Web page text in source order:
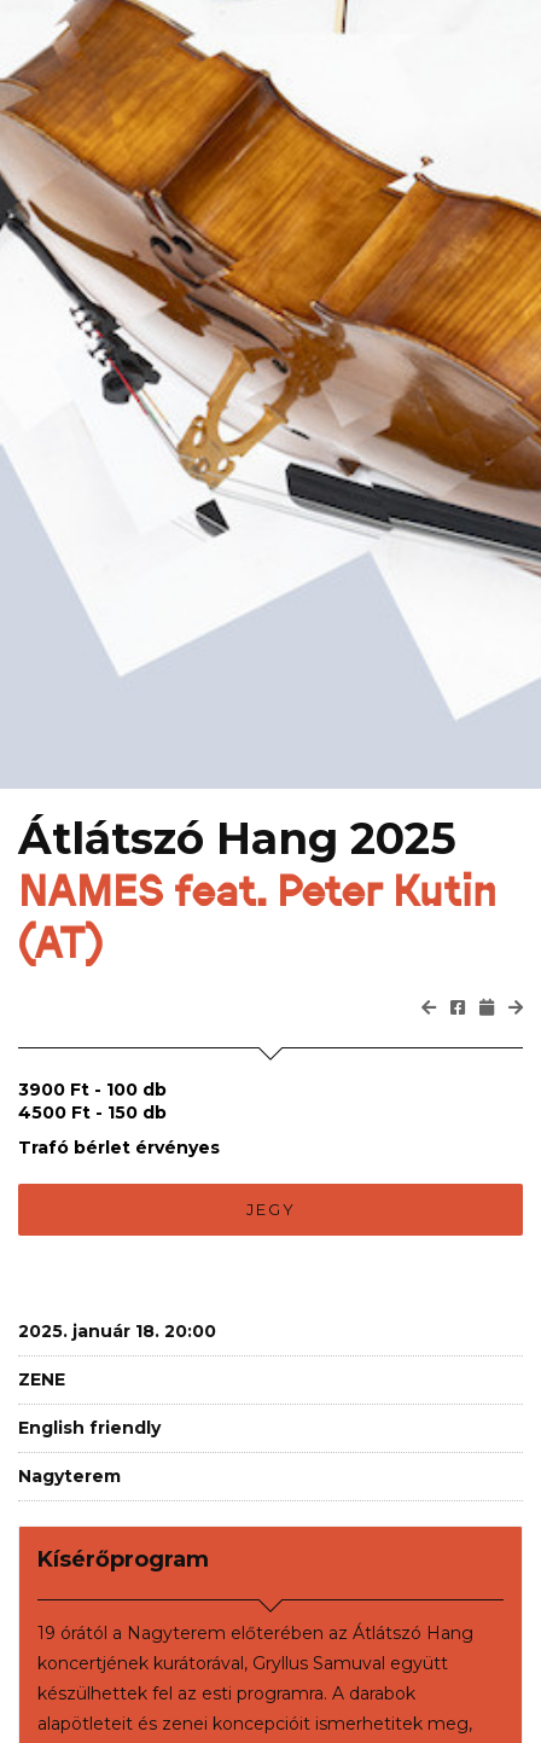
Átlátszó Hang 2025
NAMES feat. Peter Kutin
(AT)
3900 Ft - 100 db
4500 Ft - 150 db
Trafó bérlet érvényes
JEGY
2025. január 18. 20:00
ZENE
English friendly
Nagyterem
Kísérőprogram
19 órától a Nagyterem előterében az Átlátszó Hang
koncertjének kurátorával, Gryllus Samuval együtt
készülhettek fel az esti programra. A darabok
alapötleteit és zenei koncepcióit ismerhetitek meg,